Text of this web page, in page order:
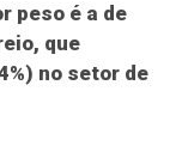
peso é a de
que
no setor de